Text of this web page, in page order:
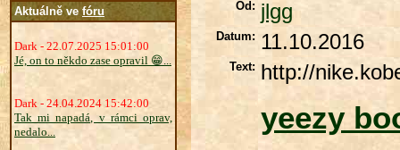
Aktuálně ve fóru
Dark - 22.07.2025 15:01:00
Jé, on to někdo zase opravil 😁...
Dark - 24.04.2024 15:42:00
Tak mi napadá, v rámci oprav,
nedalo...
Od: jlgg
Datum: 11.10.2016
Text: http://
yeezy